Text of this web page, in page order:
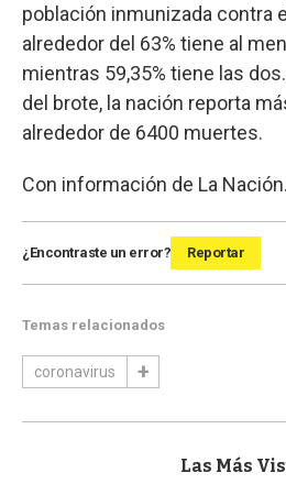
población inmunizada contra
alrededor del 63% tiene al
mientras 59,35% tiene las
del brote, la nación reporta
alrededor de 6400 muertes.
Con información de La Nación.
¿Encontraste un error? Reportar
Temas relacionados
coronavirus
Las Más